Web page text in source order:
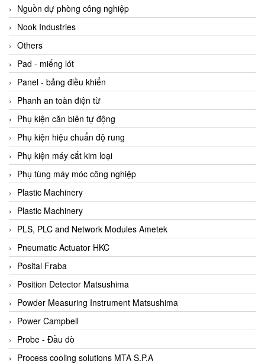
Bedook
Bei Sensor
Beijer
Beinlich-pumps
Beka
BEKO
Belimo
Benetech Vietnam
Bently Nevada
Bentone Vietnam
Bernstein Vietnam
Berthold
Bestech
Bestech
BETA
Bifold
Bihl+wiedemann
Bihl+wiedemann
Bilz
Binder Connector
Nguồn dự phòng công nghiệp
Nook Industries
Others
Pad - miếng lót
Panel - bảng điều khiển
Phanh an toàn điện từ
Phụ kiện căn biên tự động
Phụ kiện hiệu chuẩn độ rung
Phụ kiện máy cắt kim loại
Phụ tùng máy móc công nghiệp
Plastic Machinery
Plastic Machinery
PLS, PLC and Network Modules Ametek
Pneumatic Actuator HKC
Posital Fraba
Position Detector Matsushima
Powder Measuring Instrument Matsushima
Power Campbell
Probe - Đầu dò
Process cooling solutions MTA S.P.A